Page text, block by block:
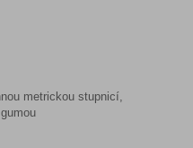
metrickou stupnicí,